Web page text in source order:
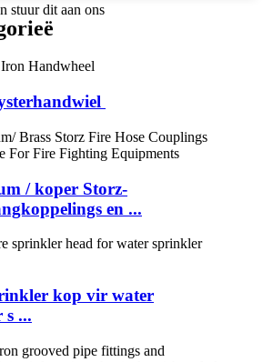
stuur dit aan ons
/ koper Storz-
en ...
kop vir water
s ...